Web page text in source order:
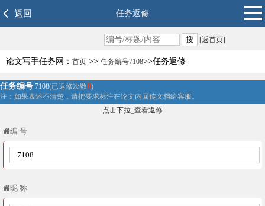
返回 任务返修
[返首页]
论文写手任务网： 首页 >> 任务编号7108>>任务返修
任务编号 7108(已返修次数0)
注：如果表述不清楚，请把要求标注在论文内回传文档给客服。
点击下拉_查看返修
编 号
昵 称